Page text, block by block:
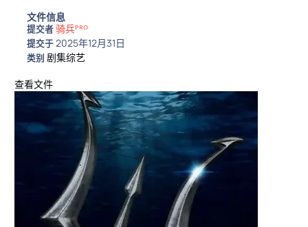
文件信息
提交者骑兵ᴾᴿᴼ
提交于2025年12月31日
类别剧集综艺
查看文件